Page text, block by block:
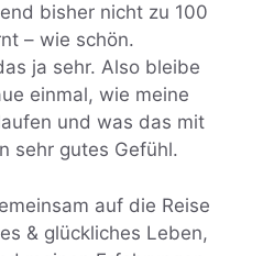
bisher nicht zu 100
– wie schön.
ja sehr. Also bleibe
einmal, wie meine
und was das mit
sehr gutes Gefühl.
auf die Reise
& glückliches Leben,